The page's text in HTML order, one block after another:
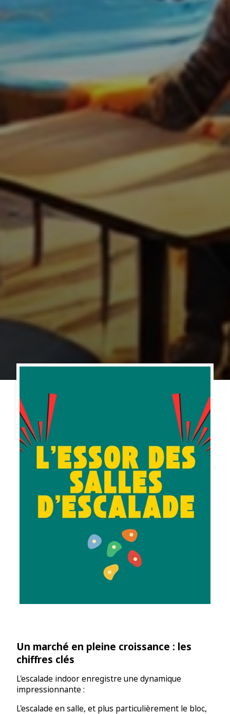
Un marché en pleine croissance : les
chiffres clés
L'escalade indoor enregistre une dynamique
impressionnante :
L'escalade en salle, et plus particulièrement le bloc,